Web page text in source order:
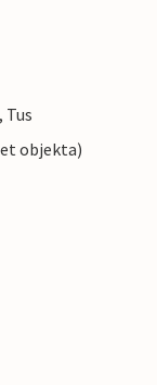
Tus
objekta)